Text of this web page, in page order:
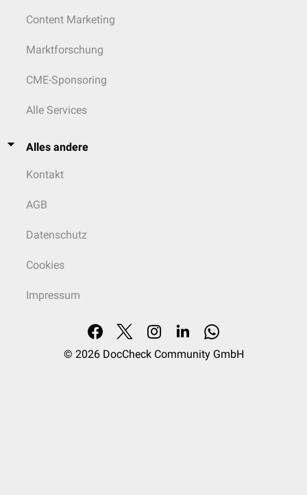
Content Marketing
Marktforschung
CME-Sponsoring
Alle Services
Alles andere
Kontakt
AGB
Datenschutz
Cookies
Impressum
© 2026 DocCheck Community GmbH